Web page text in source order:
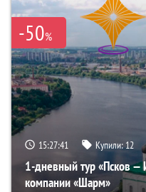
-50%
15:27:40 Купили:12
1-дневный тур «Псков —
компании «Шарм»